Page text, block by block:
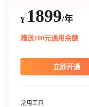
¥ 1899/年
赠送100元通用余额
立即开通
常用工具